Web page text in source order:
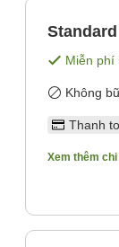
Miễn phí
Không
Thanh
Xem thêm